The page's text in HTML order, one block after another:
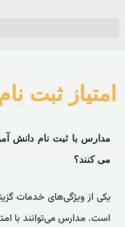
امتیاز ثبت
مدارس با ثبت نام دانش
می کنند؟
یکی از ویژگی‌های خدمات
است. مدارس می‌توانند با